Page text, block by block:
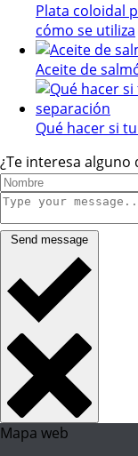
Plata coloidal
cómo se utiliza
Aceite de
Qué hacer si
¿Te interesa
Send message
Mapa web